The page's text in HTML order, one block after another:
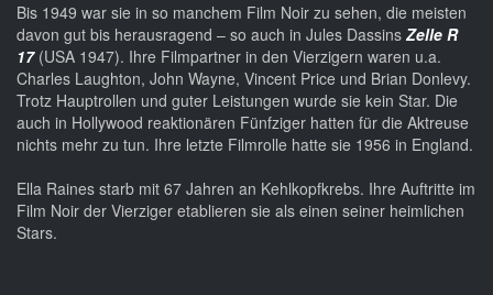
Bis 1949 war sie in so manchem Film Noir zu sehen, die meisten
davon gut bis herausragend – so auch in Jules Dassins Zelle R
17 (USA 1947). Ihre Filmpartner in den Vierzigern waren u.a.
Charles Laughton, John Wayne, Vincent Price und Brian Donlevy.
Trotz Hauptrollen und guter Leistungen wurde sie kein Star. Die
auch in Hollywood reaktionären Fünfziger hatten für die Aktreuse
nichts mehr zu tun. Ihre letzte Filmrolle hatte sie 1956 in England.
Ella Raines starb mit 67 Jahren an Kehlkopfkrebs. Ihre Auftritte im
Film Noir der Vierziger etablieren sie als einen seiner heimlichen
Stars.